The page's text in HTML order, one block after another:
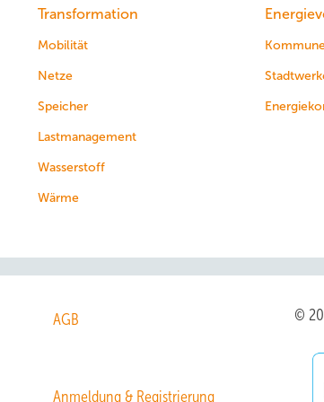
Transformation
Mobilität
Netze
Speicher
Lastmanagement
Wasserstoff
Wärme
AGB
Anmeldung & Registrierung
©